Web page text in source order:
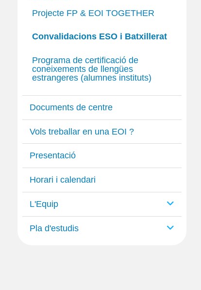
Projecte FP & EOI TOGETHER
Convalidacions ESO i Batxillerat
Programa de certificació de
coneixements de llengües
estrangeres (alumnes instituts)
Documents de centre
Vols treballar en una EOI ?
Presentació
Horari i calendari
L'Equip
Pla d'estudis